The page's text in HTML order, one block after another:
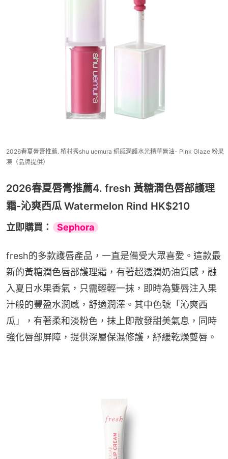
2026春夏唇膏推薦. 植村秀shu uemura 絹感潤護水光精華唇油- Pink Glaze 粉果
凍（品牌提供）
2026春夏唇膏推薦4. fresh 黃糖潤色唇部護理
霜-沁爽西瓜 Watermelon Rind HK$210
立即購買： Sephora
fresh的多款護唇產品，一直是備受大眾喜愛。這款最
新的黃糖潤色唇部護理霜，有著超透潤奶油質感，融
入夏日水果香氣，只需輕輕一抹，即時為雙唇注入果
汁般的豐盈水潤感，舒適潤澤。其中色號「沁爽西
瓜」，有著柔和淡粉色，抹上即散發甜美氣息，同時
強化唇部屏障，提供深層保濕修護，紓緩乾燥雙唇。